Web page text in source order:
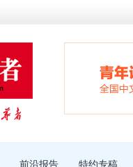
前沿报告 特约专稿